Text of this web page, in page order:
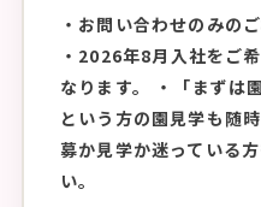
・お問い合わせのみの
・2026年8月入社をご
なります。 ・「まずは
という方の園見学も随
募か見学か迷っている
い。